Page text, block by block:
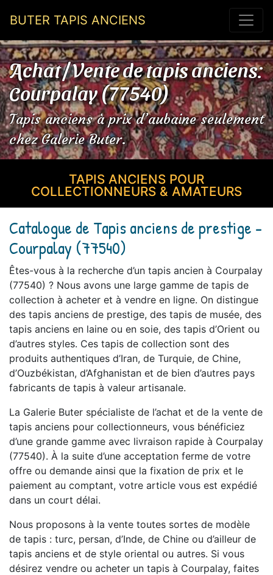
BUTER TAPIS ANCIENS
Achat / Vente de tapis anciens:
Courpalay (77540)
Tapis anciens à prix d’aubaine seulement
chez Galerie Buter.
TAPIS ANCIENS POUR
COLLECTIONNEURS & AMATEURS
Catalogue de Tapis anciens de prestige -
Courpalay (77540)
Êtes-vous à la recherche d’un tapis ancien à Courpalay
(77540) ? Nous avons une large gamme de tapis de
collection à acheter et à vendre en ligne. On distingue
des tapis anciens de prestige, des tapis de musée, des
tapis anciens en laine ou en soie, des tapis d’Orient ou
d’autres styles. Ces tapis de collection sont des
produits authentiques d’Iran, de Turquie, de Chine,
d’Ouzbékistan, d’Afghanistan et de bien d’autres pays
fabricants de tapis à valeur artisanale.
La Galerie Buter spécialiste de l’achat et de la vente de
tapis anciens pour collectionneurs, vous bénéficiez
d’une grande gamme avec livraison rapide à Courpalay
(77540). À la suite d’une acceptation ferme de votre
offre ou demande ainsi que la fixation de prix et le
paiement au comptant, votre article vous est expédié
dans un court délai.
Nous proposons à la vente toutes sortes de modèle
de tapis : turc, persan, d’Inde, de Chine ou d’ailleur de
tapis anciens et de style oriental ou autres. Si vous
désirez vendre ou acheter un tapis à Courpalay, faites